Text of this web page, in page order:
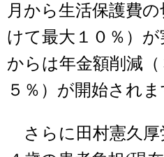
月から生活保護費
けて最大１０％）が
からは年金額削減（
５％）が開始されま
さらに田村憲久厚